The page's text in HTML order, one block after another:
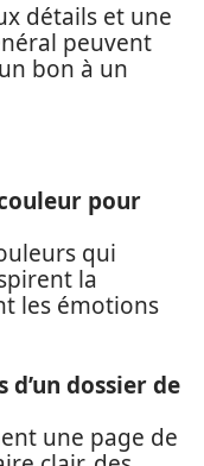
détails et une
peuvent
bon à un
pour
qui
la
les émotions
d’un dossier de
une page de